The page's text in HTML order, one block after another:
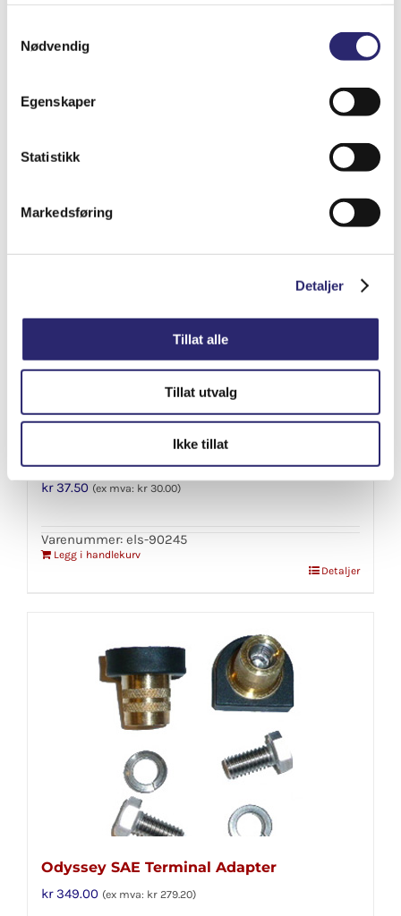
Nødvendig
Egenskaper
Statistikk
Markedsføring
Detaljer
Tillat alle
Tillat utvalg
Ikke tillat
STARTER 11T 2.6KW URSUS
Legg i handlekurv
Detaljer
Batterivann 1ltr (destillert)
kr37.50 (ex mva: kr 30.00)
Varenummer: els-90245
Legg i handlekurv
Detaljer
Odyssey SAE Terminal Adapter
kr349.00 (ex mva: kr 279.20)